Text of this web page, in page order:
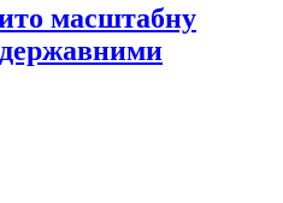
масштабну
державними